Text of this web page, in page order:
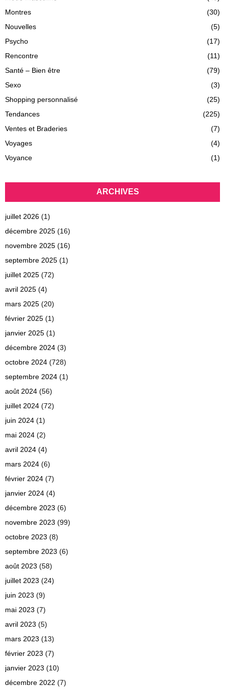
Montres
(30)
Nouvelles
(5)
Psycho
(17)
Rencontre
(11)
Santé – Bien être
(79)
Sexo
(3)
Shopping personnalisé
(25)
Tendances
(225)
Ventes et Braderies
(7)
Voyages
(4)
Voyance
(1)
ARCHIVES
juillet 2026 (1)
décembre 2025 (16)
novembre 2025 (16)
septembre 2025 (1)
juillet 2025 (72)
avril 2025 (4)
mars 2025 (20)
février 2025 (1)
janvier 2025 (1)
décembre 2024 (3)
octobre 2024 (728)
septembre 2024 (1)
août 2024 (56)
juillet 2024 (72)
juin 2024 (1)
mai 2024 (2)
avril 2024 (4)
mars 2024 (6)
février 2024 (7)
janvier 2024 (4)
décembre 2023 (6)
novembre 2023 (99)
octobre 2023 (8)
septembre 2023 (6)
août 2023 (58)
juillet 2023 (24)
juin 2023 (9)
mai 2023 (7)
avril 2023 (5)
mars 2023 (13)
février 2023 (7)
janvier 2023 (10)
décembre 2022 (7)